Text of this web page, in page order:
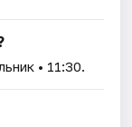
• 11:30.